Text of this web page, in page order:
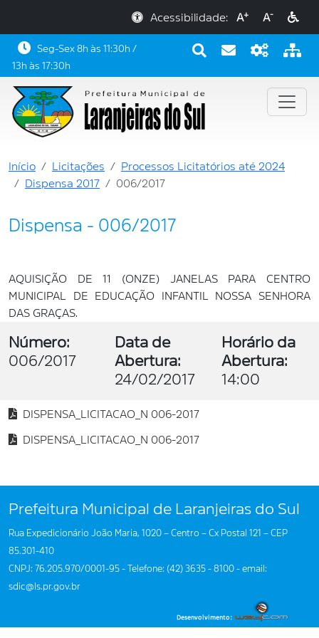
Acessibilidade: A+ A-
Seg-Sex 8h às 11:30h /
13h às 17:30h
Início Licitações
Processos Licitatórios até 2024
Dispensa 2017
006/2017
Dispensa - 006/2017
AQUISIÇÃO DE 11 (ONZE) JANELAS PARA CENTRO
MUNICIPAL DE EDUCAÇÃO INFANTIL NOSSA SENHORA
DAS GRAÇAS.
Número:
006/2017
Data de
Abertura:
24/02/2017
Horário da
Abertura:
14:00
DISPENSA_LICITACAO_N 006-2017
DISPENSA_LICITACAO_N 006-2017
Prefeitura Municipal de Laranjeiras do Sul
Rua Expedicionário João Maria, 1020 – Centro – Cx Postal 121 – CEP
85.301-410
CNPJ: 76.205.970/0001-95 - Telefone: (42) 3635 - 8100 - email:
sdic@ls.pr.gov.br